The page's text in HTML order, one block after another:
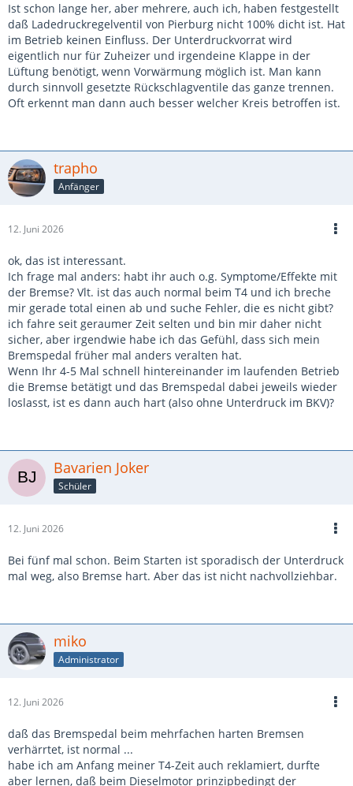
Ist schon lange her, aber mehrere, auch ich, haben festgestellt
daß Ladedruckregelventil von Pierburg nicht 100% dicht ist. Hat
im Betrieb keinen Einfluss. Der Unterdruckvorrat wird
eigentlich nur für Zuheizer und irgendeine Klappe in der
Lüftung benötigt, wenn Vorwärmung möglich ist. Man kann
durch sinnvoll gesetzte Rückschlagventile das ganze trennen.
Oft erkennt man dann auch besser welcher Kreis betroffen ist.
trapho
Anfänger
12. Juni 2026
ok, das ist interessant.
Ich frage mal anders: habt ihr auch o.g. Symptome/Effekte mit
der Bremse? Vlt. ist das auch normal beim T4 und ich breche
mir gerade total einen ab und suche Fehler, die es nicht gibt?
ich fahre seit geraumer Zeit selten und bin mir daher nicht
sicher, aber irgendwie habe ich das Gefühl, dass sich mein
Bremspedal früher mal anders veralten hat.
Wenn Ihr 4-5 Mal schnell hintereinander im laufenden Betrieb
die Bremse betätigt und das Bremspedal dabei jeweils wieder
loslasst, ist es dann auch hart (also ohne Unterdruck im BKV)?
Bavarien Joker
Schüler
12. Juni 2026
Bei fünf mal schon. Beim Starten ist sporadisch der Unterdruck
mal weg, also Bremse hart. Aber das ist nicht nachvollziehbar.
miko
Administrator
12. Juni 2026
daß das Bremspedal beim mehrfachen harten Bremsen
verhärrtet, ist normal ...
habe ich am Anfang meiner T4-Zeit auch reklamiert, durfte
aber lernen, daß beim Dieselmotor prinzipbedingt der